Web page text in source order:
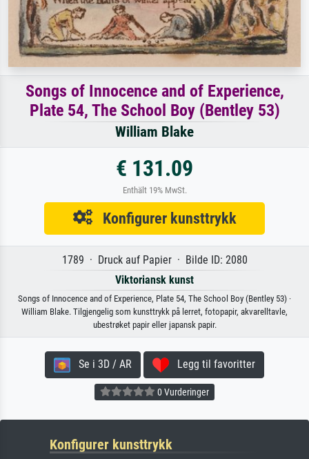
Songs of Innocence and of Experience,
Plate 54, The School Boy (Bentley 53)
William Blake
€ 131.09
Enthält 19% MwSt.
Konfigurer kunsttrykk
1789 · Druck auf Papier · Bilde ID: 2080
Viktoriansk kunst
Songs of Innocence and of Experience, Plate 54, The School Boy (Bentley 53) ·
William Blake. Tilgjengelig som kunsttrykk på lerret, fotopapir, akvarelltavle,
ubestrøket papir eller japansk papir.
Se i 3D / AR Legg til favoritter
0 Vurderinger
Konfigurer kunsttrykk